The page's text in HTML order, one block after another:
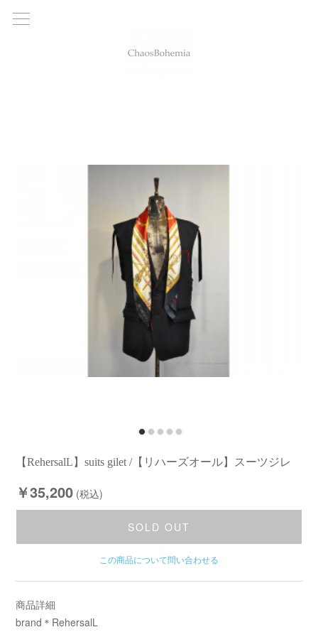
【RehersalL】suits gilet /【リハーズオール】スーツジレ
￥35,200 (税込)
SOLD OUT
この商品について問い合わせる
商品詳細
brand＊RehersalL